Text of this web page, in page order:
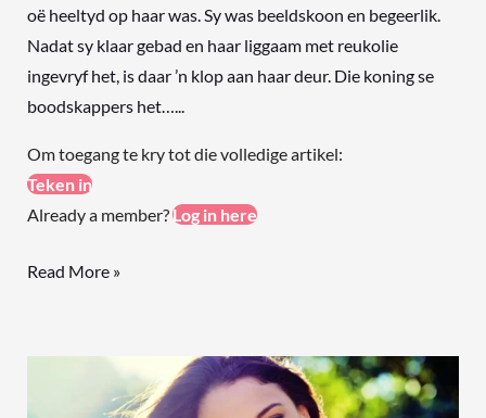
oë heeltyd op haar was. Sy was beeldskoon en begeerlik.
Nadat sy klaar gebad en haar liggaam met reukolie
ingevryf het, is daar ’n klop aan haar deur. Die koning se
boodskappers het…...
Om toegang te kry tot die volledige artikel:
Teken in
Already a member?Log in here
Read More »